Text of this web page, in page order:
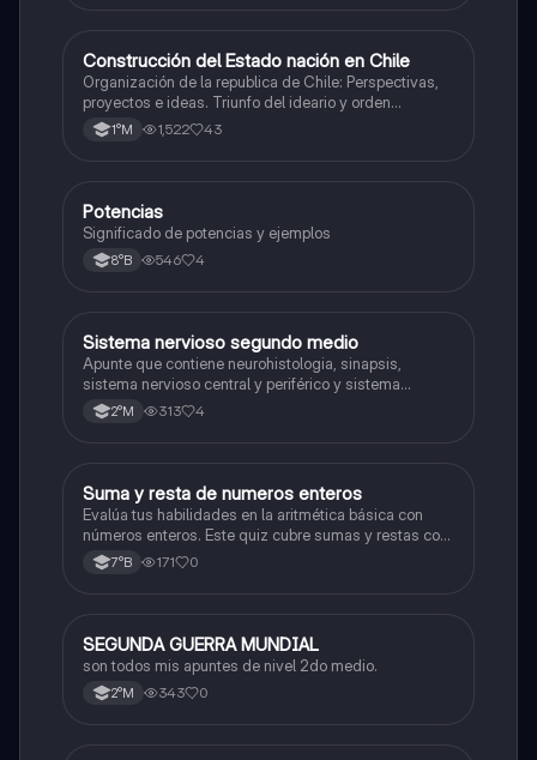
Historia
Construcción del Estado nación en Chile
Organización de la republica de Chile: Perspectivas,
proyectos e ideas. Triunfo del ideario y orden
conservador. Constitución de 1833. "Era Portaliana"
1°M 1,522 43
Matemáticas
Potencias
Significado de potencias y ejemplos
8°B 546 4
Biología
Sistema nervioso segundo medio
Apunte que contiene neurohistologia, sinapsis,
sistema nervioso central y periférico y sistema
endocrino
2°M 313 4
SMatemáticas
Suma y resta de numeros enteros
Evalúa tus habilidades en la aritmética básica con
números enteros. Este quiz cubre sumas y restas con
números positivos y negativos.
7°B 171 0
Historia
SEGUNDA GUERRA MUNDIAL
son todos mis apuntes de nivel 2do medio.
2°M 343 0